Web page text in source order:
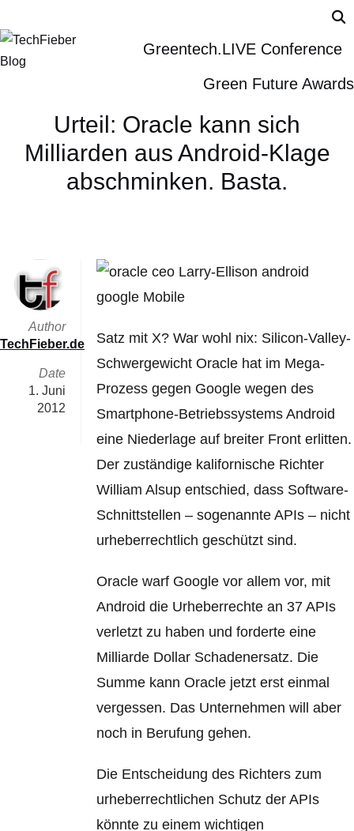
Greentech.LIVE Conference
Green Future Awards
Urteil: Oracle kann sich
Milliarden aus Android-Klage
abschminken. Basta.
Satz mit X? War wohl nix: Silicon-Valley-
Schwergewicht Oracle hat im Mega-
Prozess gegen Google wegen des
Smartphone-Betriebssystems Android
eine Niederlage auf breiter Front erlitten.
Der zuständige kalifornische Richter
William Alsup entschied, dass Software-
Schnittstellen – sogenannte APIs – nicht
urheberrechtlich geschützt sind.
Oracle warf Google vor allem vor, mit
Android die Urheberrechte an 37 APIs
verletzt zu haben und forderte eine
Milliarde Dollar Schadenersatz. Die
Summe kann Oracle jetzt erst einmal
vergessen. Das Unternehmen will aber
noch in Berufung gehen.
Die Entscheidung des Richters zum
urheberrechtlichen Schutz der APIs
könnte zu einem wichtigen
Author
TechFieber.de
Date
1. Juni
2012